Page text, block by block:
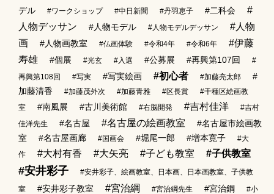
デル
#ワークショップ #中日新聞 #丹羽恵子 #二科会
#
人物デッサン
#人物モデル #人物モデルデッサン
#人物
画
#人物画教室 #仏画体験 #令和4年 #令和6年
#伊藤
寿雄
#個展 #光玄 #入選 #公募展 #再興第107回
#
再興第108回
#写実 #写実絵画 #初心者 #加藤亮太郎
#
加藤清香
#加藤茂外次 #加藤青雅 #区長賞
#千種区絵画教
室
#南風展 #古川美術館 #右脳開発 #吉村佳洋
#吉村
佳洋先生
#名古屋 #名古屋の絵画教室
#名古屋市絵画教
室
#名古屋画廊 #国画会 #堀尾一郎 #増本寛子
#大
作
#大村有香 #大矢亮 #子ども教室 #子供教室
#安井彩子
#安井彩子、絵画教室、日本画、日本画教室、子供教
室
#安井彩子教室 #宮治綱 #宮治綱先生 #宮治鋼
#小